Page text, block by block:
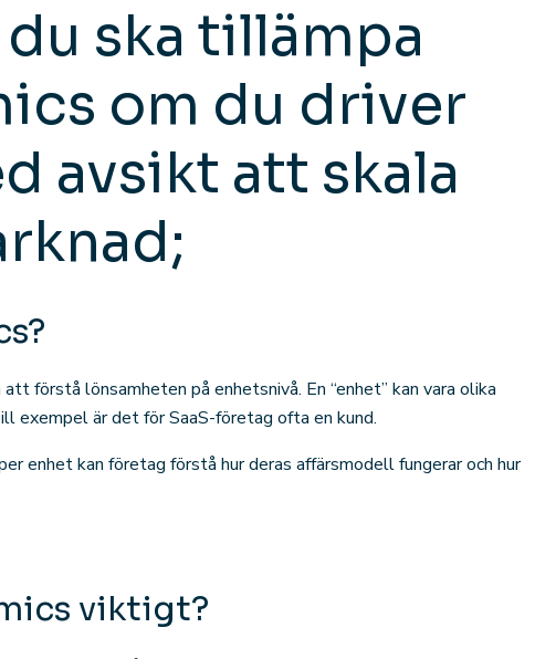
ska tillämpa
om du driver
avsikt att skala
förstå lönsamheten på enhetsnivå. En “enhet” kan vara olika
exempel är det för SaaS-företag ofta en kund.
enhet kan företag förstå hur deras affärsmodell fungerar och hur
viktigt?